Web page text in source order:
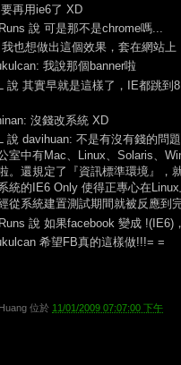
再用ie6了 XD
說 可是那不是chrome嗎...
也想做出這個效果，套在網站上
我說那個banner啦
說 其實早就是這樣了，IE都跳
沒錢改系統 XD
說 davihuan: 不是有沒有錢的問
室中有Mac、Linux、Solaris、
。還規定了『資訊標準環境』
統的IE6 Only 使得正專心在
從系統建置測試期間就被反應到
說 如果facebook 變成 !(IE6)
希望FB真的這樣做!!!= =
位於 11/01/2009 07:07:00 下午